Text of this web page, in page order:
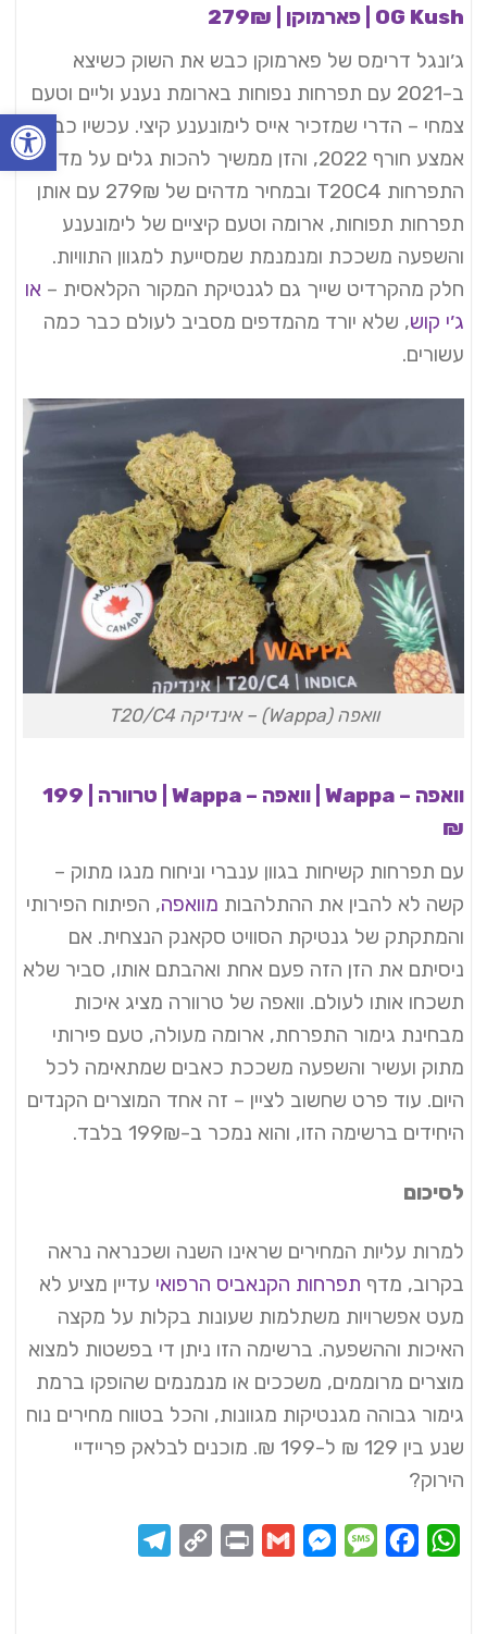
פתח
OG Kush | פארמוקן | 279₪
ג׳ונגל דרימס של פארמוקן כבש את השוק כשיצא
ב-2021 עם תפרחות נפוחות בארומת נענע וליים וטעם
צמחי – הדרי שמזכיר אייס לימונענע קיצי. עכשיו כבר
אמצע חורף 2022, והזן ממשיך להכות גלים על מדף
התפרחות T20C4 ובמחיר מדהים של 279₪ עם אותן
תפרחות תפוחות, ארומה וטעם קיציים של לימונענע
והשפעה משככת ומנמנמת שמסייעת למגוון התוויות.
חלק מהקרדיט שייך גם לגנטיקת המקור הקלאסית – או
ג׳י קוש, שלא יורד מהמדפים מסביב לעולם כבר כמה
עשורים.
וואפה (Wappa) – אינדיקה T20/C4
וואפה – Wappa | וואפה – Wappa | טרוורה | 199
₪
עם תפרחות קשיחות בגוון ענברי וניחוח מנגו מתוק –
קשה לא להבין את ההתלהבות מוואפה, הפיתוח הפירותי
והמתקתק של גנטיקת הסוויט סקאנק הנצחית. אם
ניסיתם את הזן הזה פעם אחת ואהבתם אותו, סביר שלא
תשכחו אותו לעולם. וואפה של טרוורה מציג איכות
מבחינת גימור התפרחת, ארומה מעולה, טעם פירותי
מתוק ועשיר והשפעה משככת כאבים שמתאימה לכל
היום. עוד פרט שחשוב לציין – זה אחד המוצרים הקנדים
היחידים ברשימה הזו, והוא נמכר ב-199₪ בלבד.
לסיכום
למרות עליות המחירים שראינו השנה ושכנראה נראה
בקרוב, מדף תפרחות הקנאביס הרפואי עדיין מציע לא
מעט אפשרויות משתלמות שעונות בקלות על מקצה
האיכות וההשפעה. ברשימה הזו ניתן די בפשטות למצוא
מוצרים מרוממים, משככים או מנמנמים שהופקו ברמת
גימור גבוהה מגנטיקות מגוונות, והכל בטווח מחירים נוח
שנע בין 129 ₪ ל-199 ₪. מוכנים לבלאק פריידיי
הירוק?
WhatsApp
Facebook
Message
Messenger
Gmail
Print
Copy